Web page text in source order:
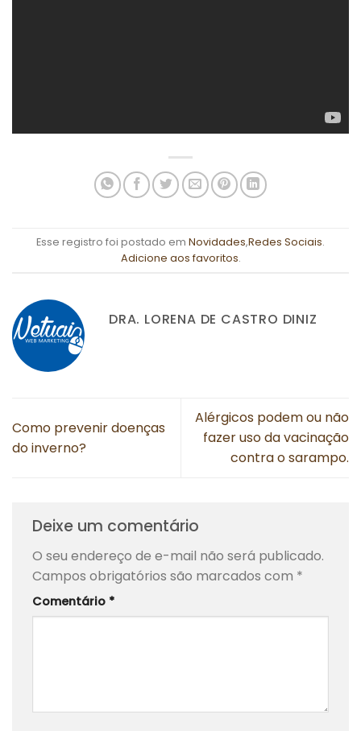
Esse registro foi postado em Novidades,Redes Sociais.
Adicione aos favoritos.
DRA. LORENA DE CASTRO DINIZ
Como prevenir doenças
do inverno?
Alérgicos podem ou não
fazer uso da vacinação
contra o sarampo.
Deixe um comentário
O seu endereço de e-mail não será publicado.
Campos obrigatórios são marcados com *
Comentário *